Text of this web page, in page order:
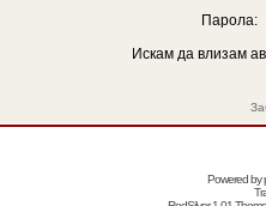
Парола:
Искам да влизам
Powered by